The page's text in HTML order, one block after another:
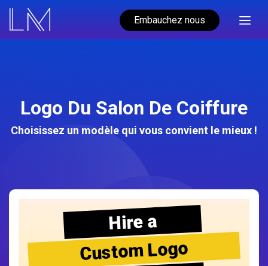
Embauchez nous
Logo Du Salon De Coiffure
Choisissez un modèle qui vous convient le mieux !
Hire a
Custom Logo